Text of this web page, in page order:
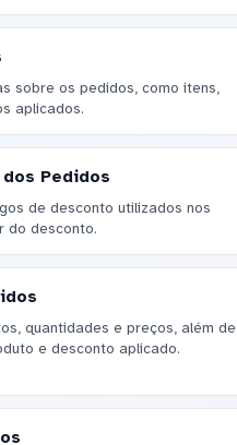
sobre os pedidos, como itens,
aplicados.
Pedidos
de desconto utilizados nos
do desconto.
quantidades e preços, além de
e desconto aplicado.